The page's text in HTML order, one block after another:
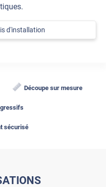
d'installation
Découpe sur mesure
sécurisé